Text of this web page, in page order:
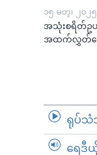
၁၅ မတ္၊ ၂၀၂၅
အသုံးစရိတ်ဥပ
အထက်လွှတ်တ
ရုပ်သံ
ရေဒီ